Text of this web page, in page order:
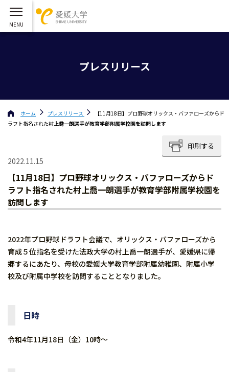
プレスリリース
ホーム プレスリリース
【11月18日】プロ野球オリックス・バファローズからド
ラフト指名された村上喬一朗選手が教育学部附属学校園を訪問します
印刷する
2022.11.15
【11月18日】プロ野球オリックス・バファローズからド
ラフト指名された村上喬一朗選手が教育学部附属学校園を
訪問します
2022年プロ野球ドラフト会議で、オリックス・バファローズから
育成５位指名を受けた法政大学の村上喬一朗選手が、愛媛県に帰
郷するにあたり、母校の愛媛大学教育学部附属幼稚園、附属小学
校及び附属中学校を訪問することとなりました。
日時
令和4年11月18日（金）10時～